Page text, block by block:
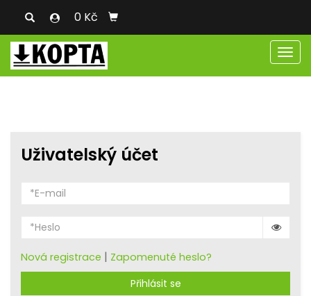
0 Kč
Uživatelský účet
Nová registrace | Zapomenuté heslo?
Přihlásit se